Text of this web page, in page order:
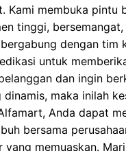
Kami membuka pintu
tinggi,
dengan tim
untuk
dan ingin
dinamis, maka inilah
Anda dapat
bersama
yang memuaskan.